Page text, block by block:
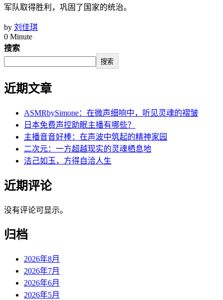
军队取得胜利，巩固了国家的统治。
by 刘佳琪
0 Minute
搜索
搜索
近期文章
ASMRbySimone：在微声细响中，听见灵魂的褶皱
日本免费声控助眠主播有哪些？
主播音音好棒：在声波中筑起的精神家园
二次元：一方超越现实的灵魂栖息地
洁己如玉，方得自洽人生
近期评论
没有评论可显示。
归档
2026年8月
2026年7月
2026年6月
2026年5月